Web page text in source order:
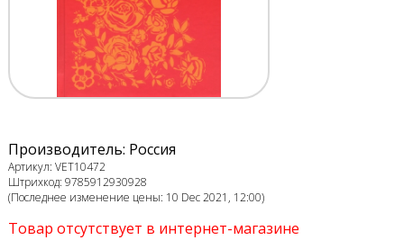
Производитель: Россия
Артикул: VET10472
Штрихкод: 9785912930928
(Последнее изменение цены: 10 Dec 2021, 12:00)
Товар отсутствует в интернет-магазине